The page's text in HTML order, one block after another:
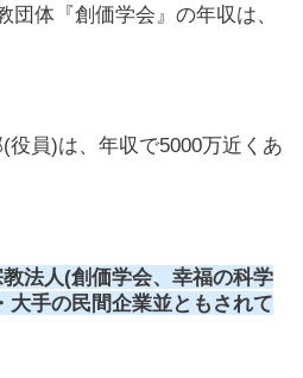
団体『創価学会』の年収は、
(役員)は、年収で5000万近くあ
法人(創価学会、幸福の科学
大手の民間企業並ともされて